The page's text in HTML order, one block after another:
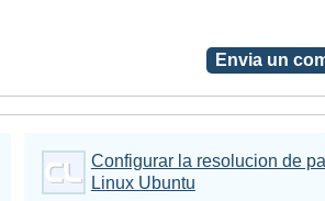
Envia un
Configurar la resolucion de
Linux Ubuntu